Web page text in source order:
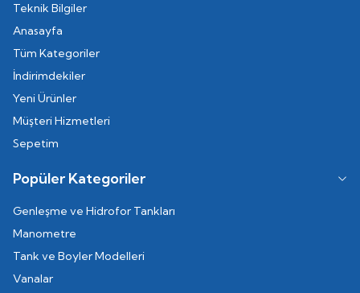
Teknik Bilgiler
Anasayfa
Tüm Kategoriler
İndirimdekiler
Yeni Ürünler
Müşteri Hizmetleri
Sepetim
Popüler Kategoriler
Genleşme ve Hidrofor Tankları
Manometre
Tank ve Boyler Modelleri
Vanalar